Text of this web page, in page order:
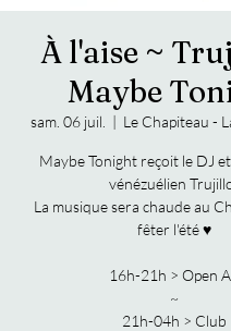
À l'aise ~
Maybe
sam. 06 juil.
  |
Le Chapiteau -
Maybe Tonight reçoit le DJ
vénézuélien
La musique sera chaude au
fêter l'été ♥
16h-21h > Open
~
21h-04h > Club